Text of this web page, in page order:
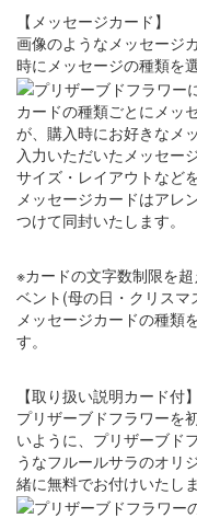
【メッセージカード】
画像のようなメッセージ
時にメッセージの種類を
カードの種類ごとにメッ
が、購入時にお好きなメ
入力いただいたメッセー
サイズ・レイアウトなど
メッセージカードはアレ
つけて同封いたします。
※カードの文字数制限を
ベント(母の日・クリスマ
メッセージカードの種類
す。
【取り扱い説明カード付】
プリザーブドフラワーを
いように、プリザーブド
うなフルールサラのオリ
緒に無料でお付けいたしま